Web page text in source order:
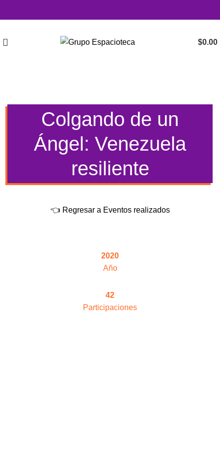
$0.00
Colgando de un
Ángel: Venezuela
resiliente
👈 Regresar a Eventos realizados
2020
Año
42
Participaciones